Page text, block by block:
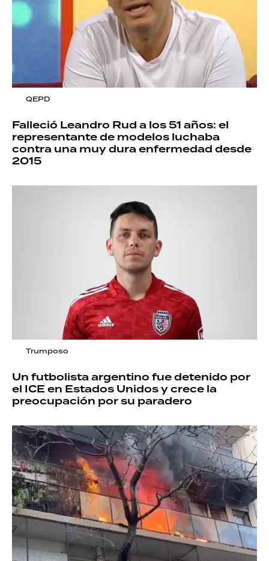
QEPD
Falleció Leandro Rud a los 51 años: el
representante de modelos luchaba
contra una muy dura enfermedad desde
2015
Trumposo
Un futbolista argentino fue detenido por
el ICE en Estados Unidos y crece la
preocupación por su paradero